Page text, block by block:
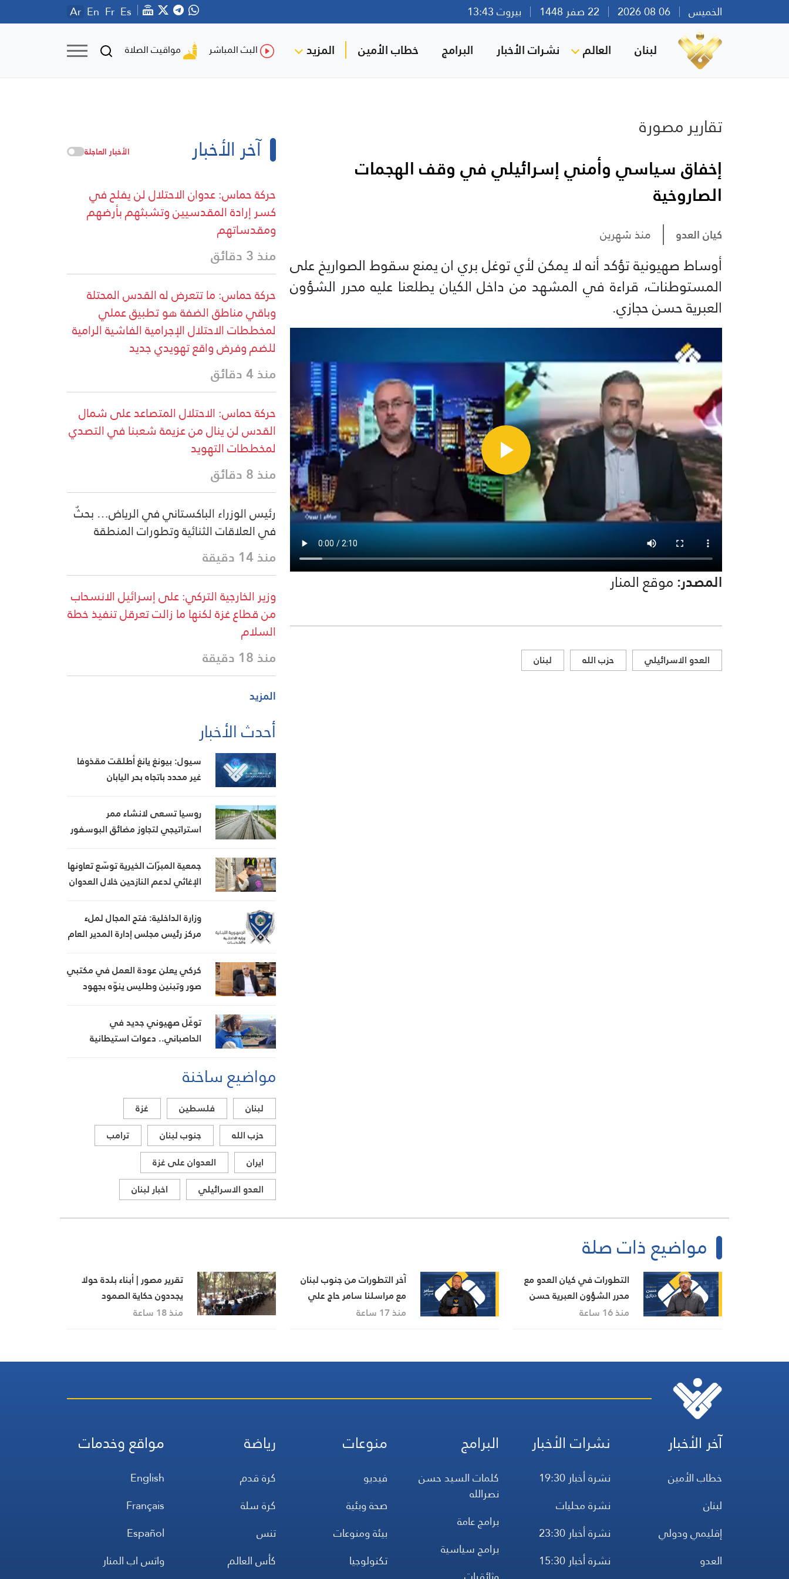
الخميس بيروت 13:43 Ar En Fr Es
لبنان العالم نشرات الأخبار البرامج خطاب الأمين المزيد البث المباشر مواقيت الصلاة
تقارير مصورة
إخفاق سياسي وأمني إسرائيلي في وقف الهجمات
الصاروخية
كيان العدو منذ شهرين
أوساط صهيونية تؤكد أنه لا يمكن لأي توغل بري ان يمنع سقوط الصواريخ على
المستوطنات، قراءة في المشهد من داخل الكيان يطلعنا عليه محرر الشؤون
العبرية حسن حجازي.
المصدر:موقع المنار
العدو الاسرائيلي حزب الله لبنان
آخر الأخبار الأخبار العاجلة
حركة حماس: عدوان الاحتلال لن يفلح في
كسر إرادة المقدسيين وتشبثهم بأرضهم
ومقدساتهم
منذ 3 دقائق
حركة حماس: ما تتعرض له القدس المحتلة
وباقي مناطق الضفة هو تطبيق عملي
لمخططات الاحتلال الإجرامية الفاشية الرامية
للضم وفرض واقع تهويدي جديد
منذ 4 دقائق
حركة حماس: الاحتلال المتصاعد على شمال
القدس لن ينال من عزيمة شعبنا في التصدي
لمخططات التهويد
منذ 8 دقائق
رئيس الوزراء الباكستاني في الرياض… بحثٌ
في العلاقات الثنائية وتطورات المنطقة
منذ 14 دقيقة
وزير الخارجية التركي: على إسرائيل الانسحاب
من قطاع غزة لكنها ما زالت تعرقل تنفيذ خطة
السلام
منذ 18 دقيقة
المزيد
أحدث الأخبار
سيول: بيونغ يانغ أطلقت مقذوفا
غير محدد باتجاه بحر اليابان
روسيا تسعى لانشاء ممر
استراتيجي لتجاوز مضائق البوسفور
جمعية المبرّات الخيرية توسّع تعاونها
الإغاثي لدعم النازحين خلال العدوان
وزارة الداخلية: فتح المجال لملء
مركز رئيس مجلس إدارة المدير العام
والمركبات
كركي يعلن عودة العمل في مكتبي
صور وتبنين وطليس ينوّه بجهود
توغّل صهيوني جديد في
الحاصباني.. دعوات استيطانية
مواضيع ساخنة
لبنان فلسطين
غزة
حزب الله
جنوب لبنان
ترامب
ايران
العدوان على غزة
العدو الاسرائيلي
اخبار لبنان
مواضيع ذات صلة
التطورات في كيان العدو مع
محرر الشؤون العبرية حسن
حجازي
منذ 16 ساعة
آخر التطورات من جنوب لبنان
مع مراسلنا سامر حاج علي
منذ 17 ساعة
تقرير مصور | أبناء بلدة حولا
يجددون حكاية الصمود
منذ 18 ساعة
آخر الأخبار
خطاب الأمين
لبنان
إقليمي ودولي
العدو
نشرات الأخبار
نشرة أخبار 19:30
نشرة محليات
نشرة أخبار 23:30
نشرة أخبار 15:30
البرامج
كلمات السيد حسن
نصرالله
برامج عامة
برامج سياسية
منوعات
فيديو
صحة وبئية
بيئة ومنوعات
تكنولوجيا
رياضة
كرة قدم
كرة سلة
تنس
كأس العالم
مواقع وخدمات
English
Français
Español
واتس اب المنار